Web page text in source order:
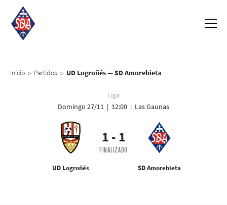
Inicio > Partidos > UD Logroñés — SD Amorebieta
Liga
Domingo 27/11 | 12:00 | Las Gaunas
SD Amorebieta
1
-
1
FINALIZADO
UD Logroñés